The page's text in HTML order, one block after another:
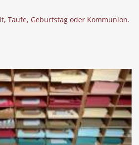
Taufe, Geburtstag oder Kommunion.